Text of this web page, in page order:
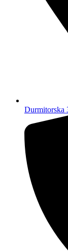
Durmitorska